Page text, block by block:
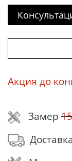
Акция до
Замер